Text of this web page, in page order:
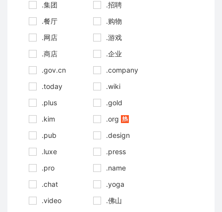
.集团
.招聘
.餐厅
.购物
.网店
.游戏
.商店
.企业
.gov.cn
.company
.today
.wiki
.plus
.gold
.kim
.org
.pub
.design
.luxe
.press
.pro
.name
.chat
.yoga
.video
.佛山